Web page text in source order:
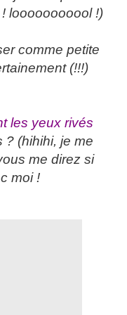
looooooooool !)
comme petite
(!!!)
les yeux rivés
(hihihi, je me
me direz si
moi !